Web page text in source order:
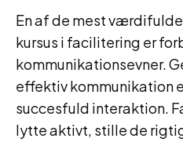
En af de mest
kursus i facilitering er
kommunikationsevner.
effektiv kommunikation
succesfuld interaktion.
lytte aktivt, stille de